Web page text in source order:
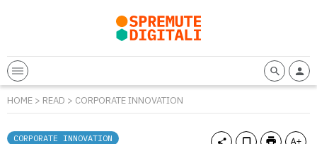
HOME > READ > CORPORATE INNOVATION
CORPORATE INNOVATION